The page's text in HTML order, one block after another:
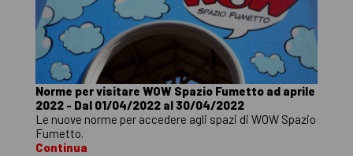
Norme per visitare WOW Spazio Fumetto ad aprile
2022 - Dal 01/04/2022 al 30/04/2022
Le nuove norme per accedere agli spazi di WOW Spazio
Fumetto.
Continua